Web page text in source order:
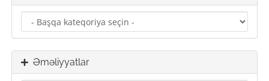
Əməliyyatlar